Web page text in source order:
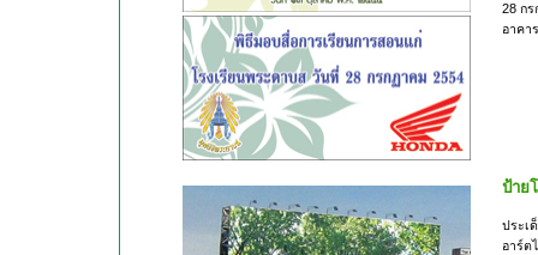
28 ก
อาคา
ป้าย
ประเ
อาร์ต